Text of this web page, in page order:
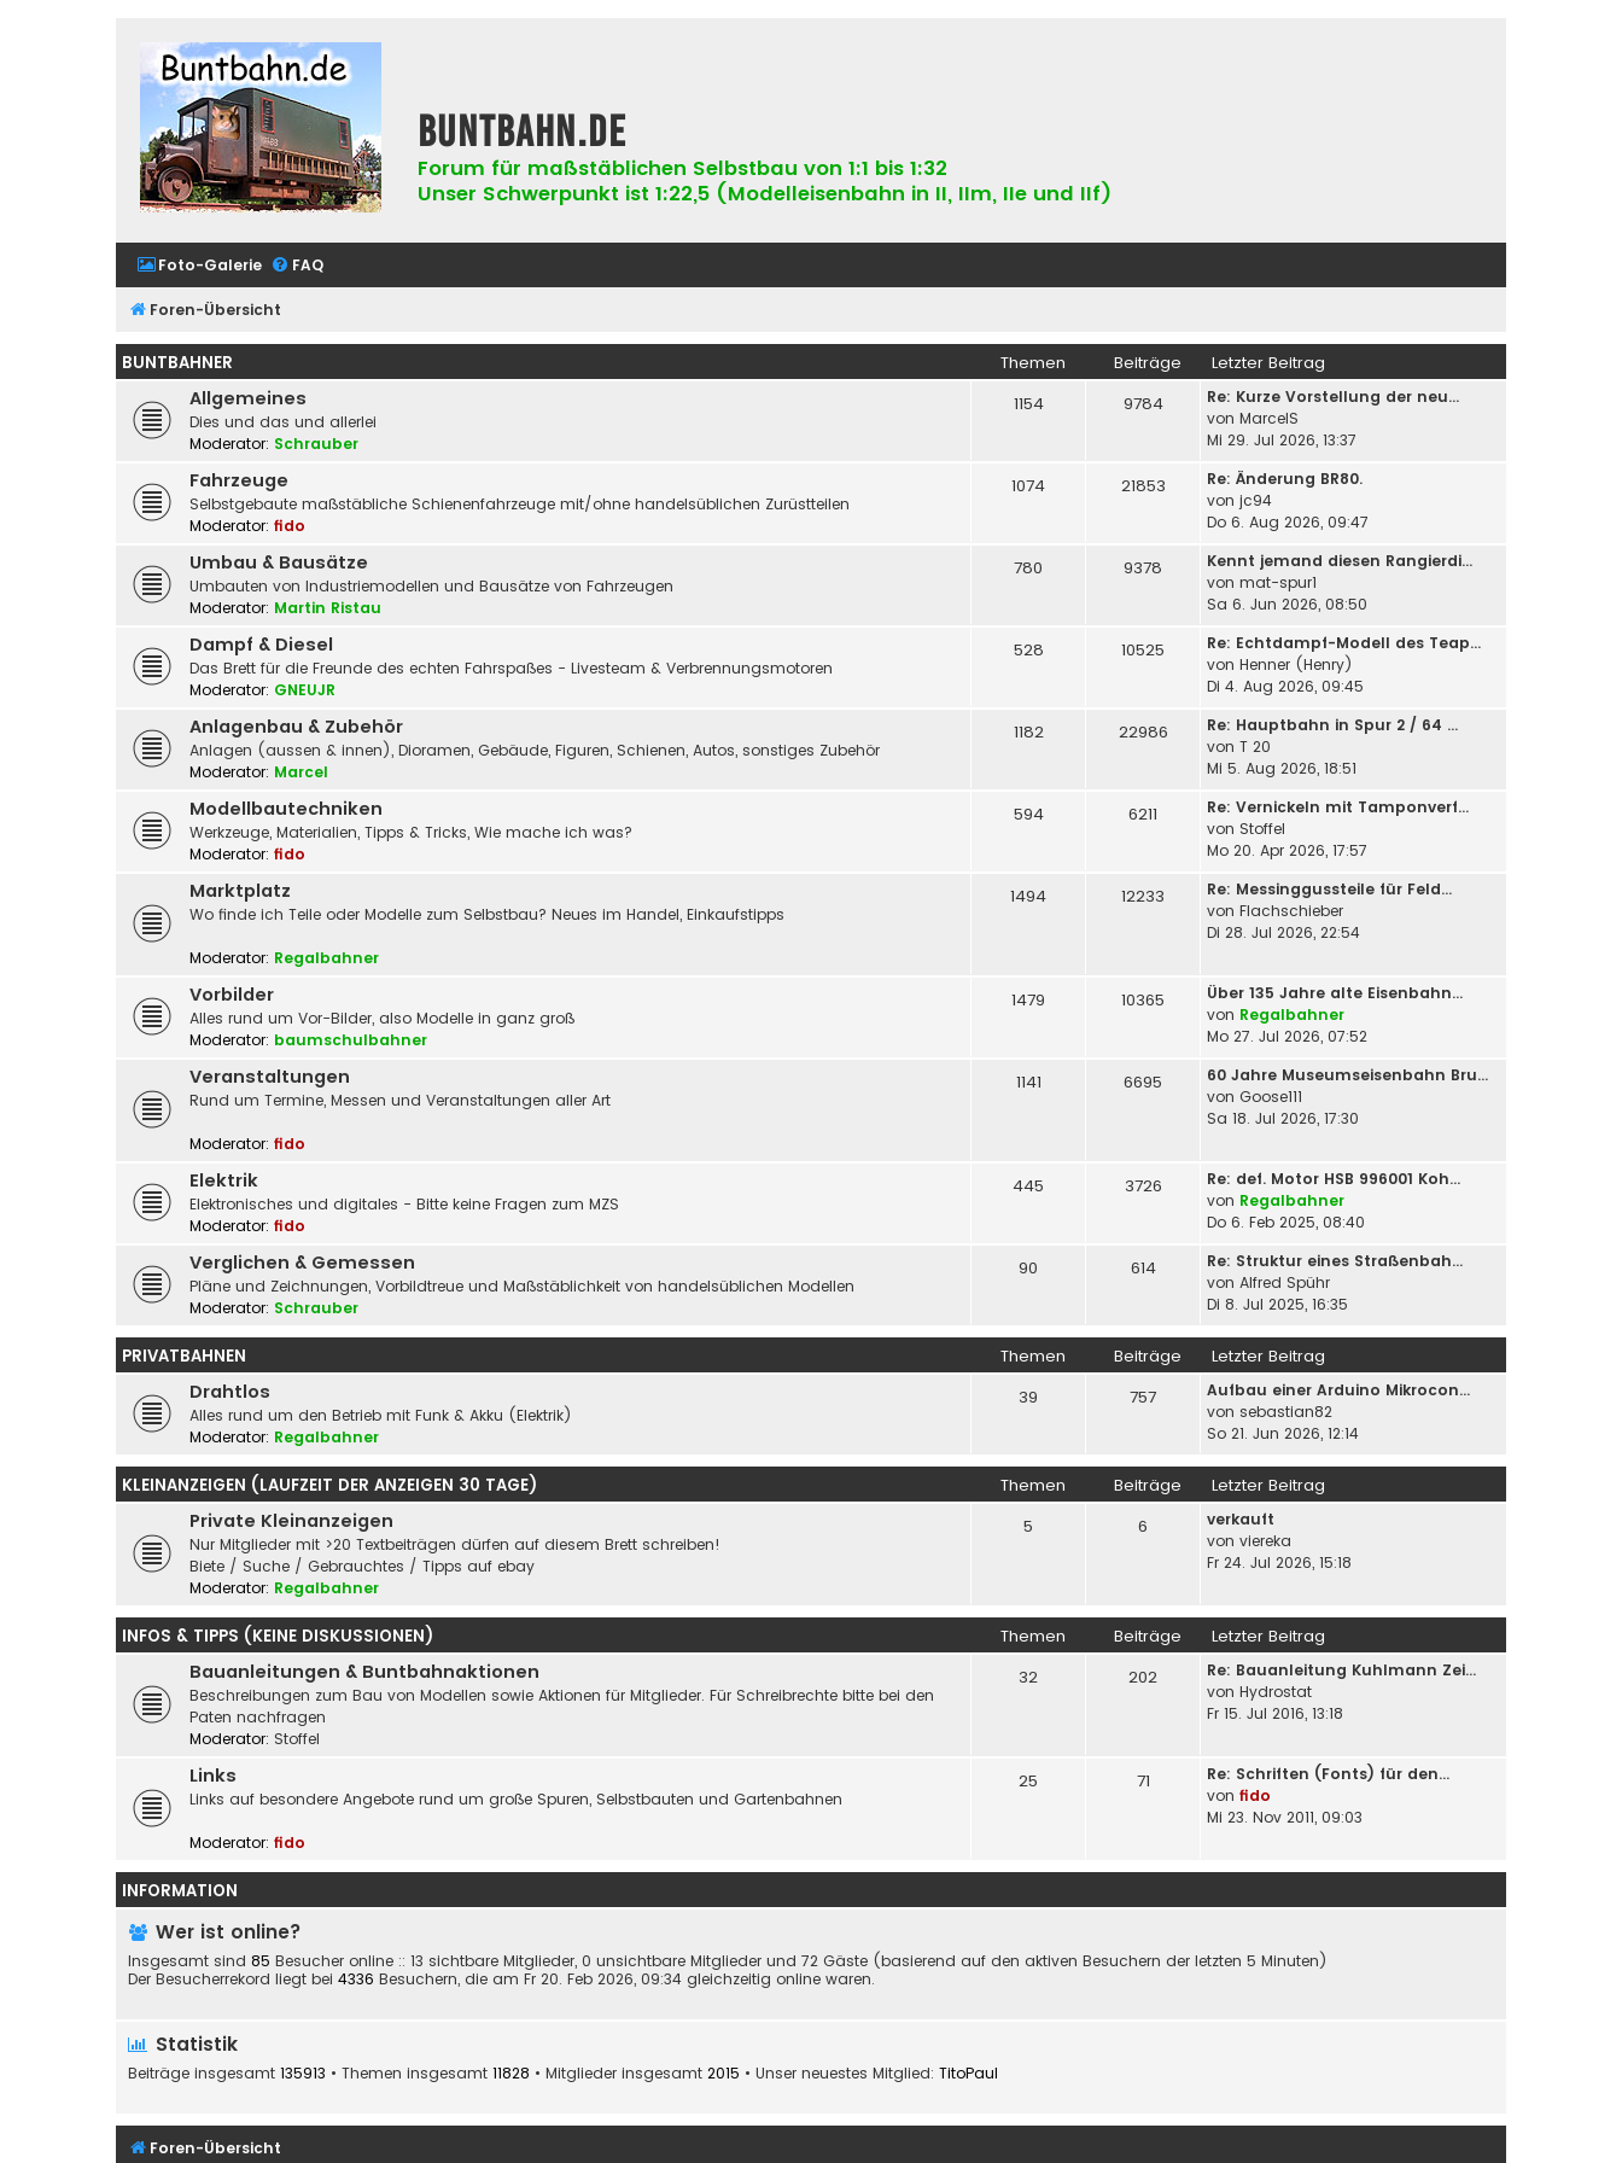
buntbahn.de
Forum für maßstäblichen Selbstbau von 1:1 bis 1:32
Unser Schwerpunkt ist 1:22,5 (Modelleisenbahn in II, IIm, IIe und IIf)
Foto-Galerie FAQ
Foren-Übersicht
BUNTBAHNER Themen Beiträge Letzter Beitrag
Allgemeines
Dies und das und allerlei
Moderator: Schrauber
1154 9784
Re: Kurze Vorstellung der neu…
von MarcelS
Mi 29. Jul 2026, 13:37
Fahrzeuge
Selbstgebaute maßstäbliche Schienenfahrzeuge mit/ohne handelsüblichen Zurüstteilen
Moderator: fido
1074 21853
Re: Änderung BR80.
von jc94
Do 6. Aug 2026, 09:47
Umbau & Bausätze
Umbauten von Industriemodellen und Bausätze von Fahrzeugen
Moderator: Martin Ristau
780 9378
Kennt jemand diesen Rangierdi…
von mat-spur1
Sa 6. Jun 2026, 08:50
Dampf & Diesel
Das Brett für die Freunde des echten Fahrspaßes - Livesteam & Verbrennungsmotoren
Moderator: GNEUJR
528 10525
Re: Echtdampf-Modell des Teap…
von Henner (Henry)
Di 4. Aug 2026, 09:45
Anlagenbau & Zubehör
Anlagen (aussen & innen), Dioramen, Gebäude, Figuren, Schienen, Autos, sonstiges Zubehör
Moderator: Marcel
1182 22986
Re: Hauptbahn in Spur 2 / 64 …
von T 20
Mi 5. Aug 2026, 18:51
Modellbautechniken
Werkzeuge, Materialien, Tipps & Tricks, Wie mache ich was?
Moderator: fido
594 6211
Re: Vernickeln mit Tamponverf…
von Stoffel
Mo 20. Apr 2026, 17:57
Marktplatz
Wo finde ich Teile oder Modelle zum Selbstbau? Neues im Handel, Einkaufstipps
Moderator: Regalbahner
1494 12233
Re: Messinggussteile für Feld…
von Flachschieber
Di 28. Jul 2026, 22:54
Vorbilder
Alles rund um Vor-Bilder, also Modelle in ganz groß
Moderator: baumschulbahner
1479 10365
Über 135 Jahre alte Eisenbahn…
von Regalbahner
Mo 27. Jul 2026, 07:52
Veranstaltungen
Rund um Termine, Messen und Veranstaltungen aller Art
Moderator: fido
1141 6695
60 Jahre Museumseisenbahn Bru…
von Goose111
Sa 18. Jul 2026, 17:30
Elektrik
Elektronisches und digitales - Bitte keine Fragen zum MZS
Moderator: fido
445 3726
Re: def. Motor HSB 996001 Koh…
von Regalbahner
Do 6. Feb 2025, 08:40
Verglichen & Gemessen
Pläne und Zeichnungen, Vorbildtreue und Maßstäblichkeit von handelsüblichen Modellen
Moderator: Schrauber
90 614
Re: Struktur eines Straßenbah…
von Alfred Spühr
Di 8. Jul 2025, 16:35
PRIVATBAHNEN Themen Beiträge Letzter Beitrag
Drahtlos
Alles rund um den Betrieb mit Funk & Akku (Elektrik)
Moderator: Regalbahner
39 757
Aufbau einer Arduino Mikrocon…
von sebastian82
So 21. Jun 2026, 12:14
KLEINANZEIGEN (LAUFZEIT DER ANZEIGEN 30 TAGE) Themen Beiträge Letzter Beitrag
Private Kleinanzeigen
Nur Mitglieder mit >20 Textbeiträgen dürfen auf diesem Brett schreiben!
Biete / Suche / Gebrauchtes / Tipps auf ebay
Moderator: Regalbahner
5 6
verkauft
von viereka
Fr 24. Jul 2026, 15:18
INFOS & TIPPS (KEINE DISKUSSIONEN) Themen Beiträge Letzter Beitrag
Bauanleitungen & Buntbahnaktionen
Beschreibungen zum Bau von Modellen sowie Aktionen für Mitglieder. Für Schreibrechte bitte bei den
Paten nachfragen
Moderator: Stoffel
32 202
Re: Bauanleitung Kuhlmann Zei…
von Hydrostat
Fr 15. Jul 2016, 13:18
Links
Links auf besondere Angebote rund um große Spuren, Selbstbauten und Gartenbahnen
Moderator: fido
25 71
Re: Schriften (Fonts) für den…
von fido
Mi 23. Nov 2011, 09:03
INFORMATION
Wer ist online?
Insgesamt sind 85 Besucher online :: 13 sichtbare Mitglieder, 0 unsichtbare Mitglieder und 72 Gäste (basierend auf den aktiven Besuchern der letzten 5 Minuten)
Der Besucherrekord liegt bei 4336 Besuchern, die am Fr 20. Feb 2026, 09:34 gleichzeitig online waren.
Statistik
Beiträge insgesamt 135913 • Themen insgesamt 11828 • Mitglieder insgesamt 2015 • Unser neuestes Mitglied: TitoPaul
Foren-Übersicht